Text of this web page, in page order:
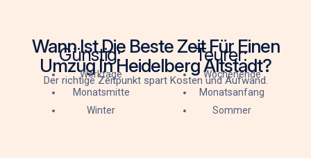
Wann Ist Die Beste Zeit Für Einen
Umzug In Heidelberg Altstadt?
Der richtige Zeitpunkt spart Kosten und Aufwand.
Günstig:
Werktage
Monatsmitte
Winter
Teurer:
Wochenende
Monatsanfang
Sommer